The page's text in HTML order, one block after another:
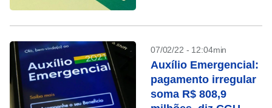
07/02/22 - 12:04min
Auxílio Emergencial:
pagamento irregular
soma R$ 808,9